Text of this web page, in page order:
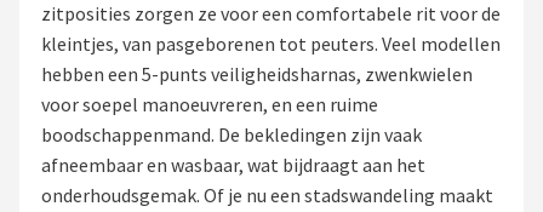
Blokken
Shop
Jollein
zitposities zorgen ze voor een comfortabele rit voor de
kleintjes, van pasgeborenen tot peuters. Veel modellen
hebben een 5-punts veiligheidsharnas, zwenkwielen
voor soepel manoeuvreren, en een ruime
boodschappenmand. De bekledingen zijn vaak
afneembaar en wasbaar, wat bijdraagt aan het
onderhoudsgemak. Of je nu een stadswandeling maakt